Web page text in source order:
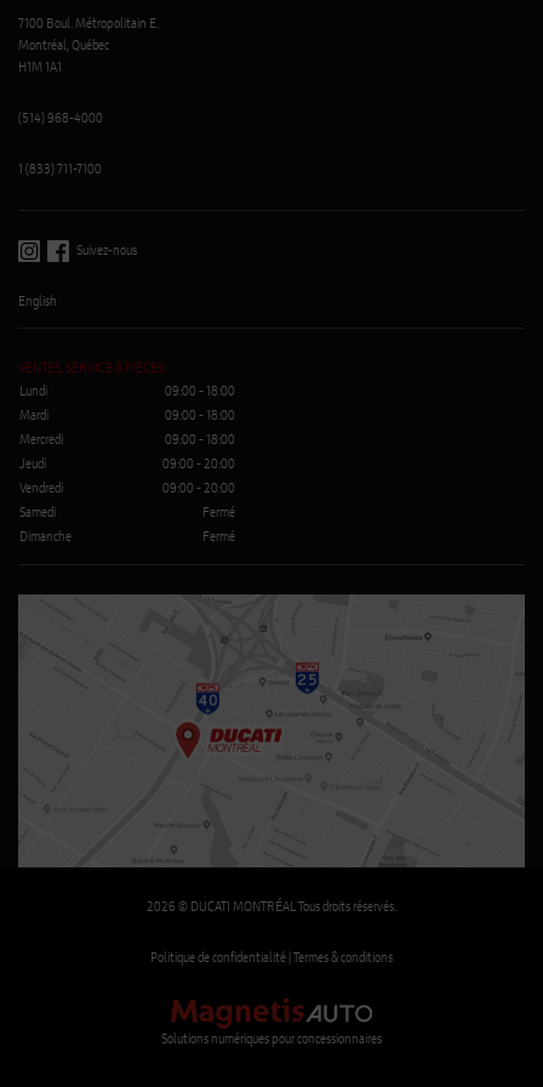
7100 Boul. Métropolitain E.
Montréal, Québec
H1M 1A1
(514) 968-4000
1 (833) 711-7100
Suivez-nous
English
VENTES, SERVICE & PIÈCES
Lundi
09:00 - 18:00
Mardi
09:00 - 18:00
Mercredi
09:00 - 18:00
Jeudi
09:00 - 20:00
Vendredi
09:00 - 20:00
Samedi
Fermé
Dimanche
Fermé
2026 © DUCATI MONTRÉAL Tous droits réservés.
Politique de confidentialité | Termes & conditions
Solutions numériques pour concessionnaires